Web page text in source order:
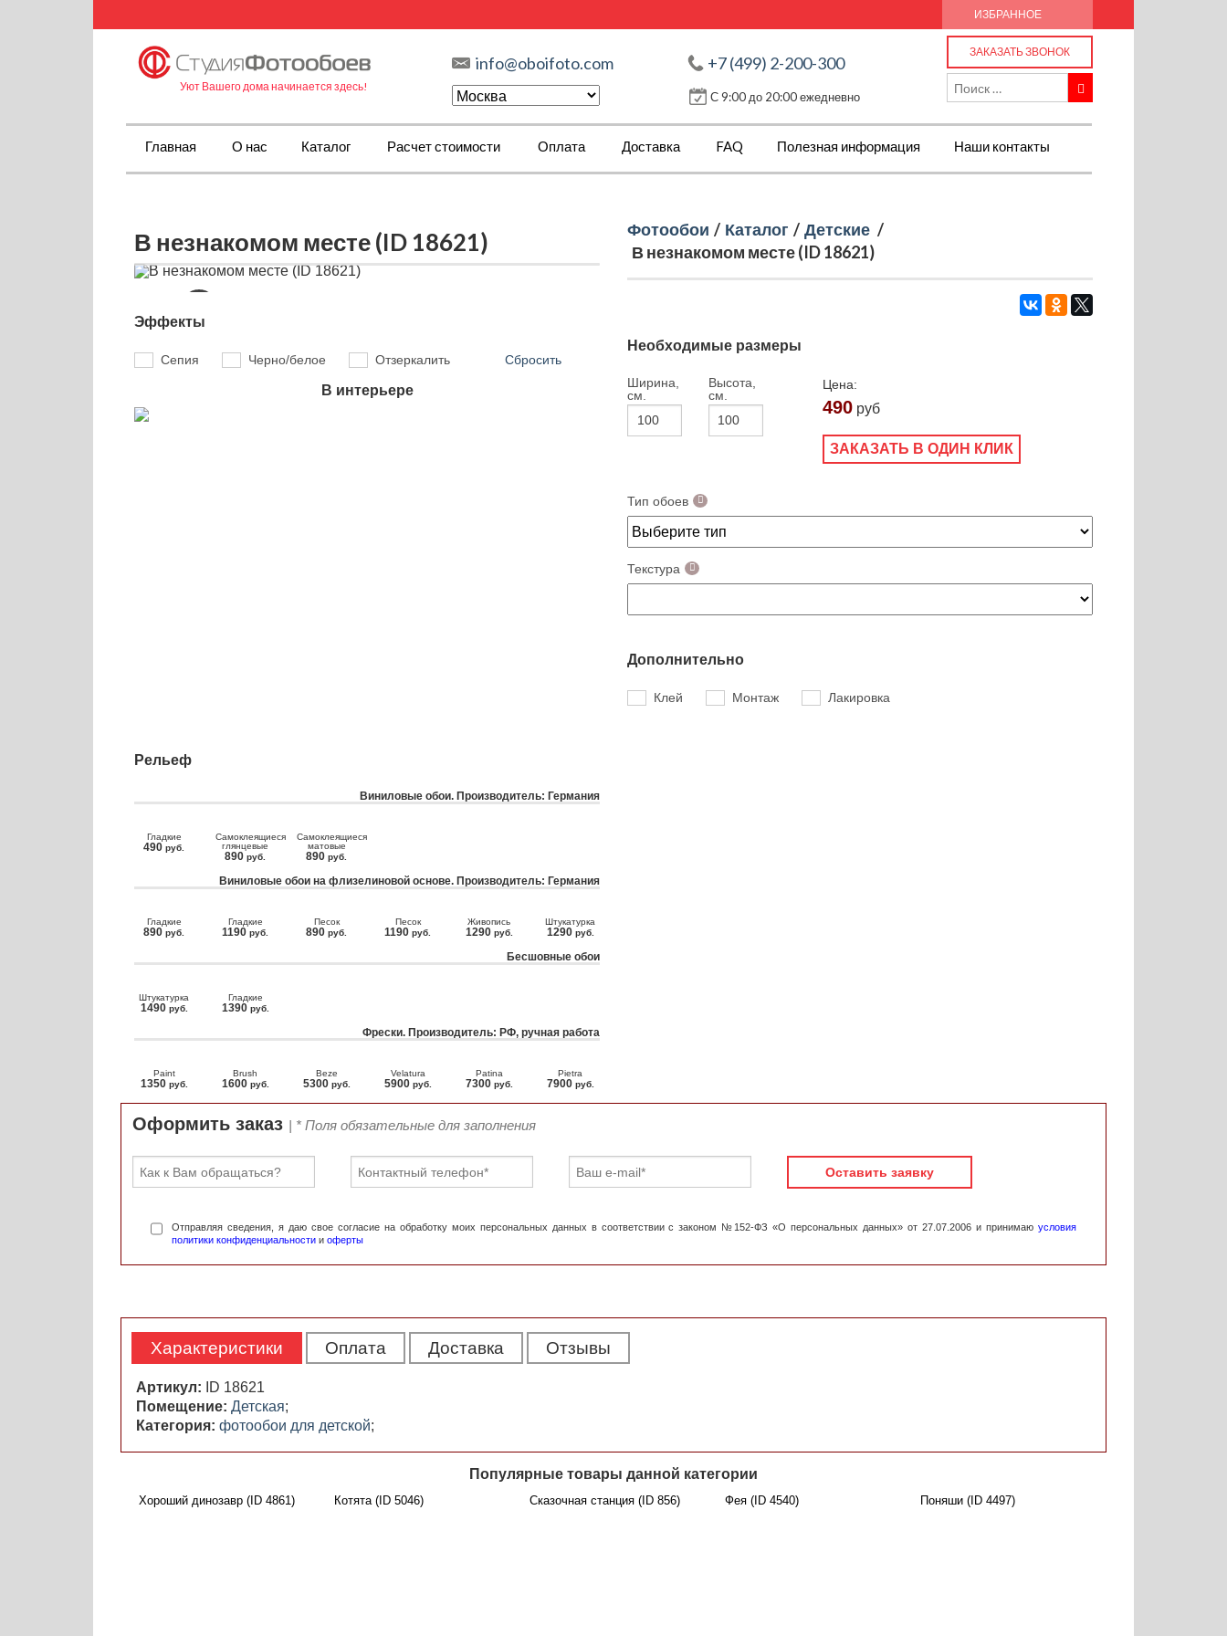
ИЗБРАННОЕ
Уют Вашего дома начинается здесь!
info@oboifoto.com +7 (499) 2-200-300
С 9:00 до 20:00 ежедневно
ЗАКАЗАТЬ ЗВОНОК
Главная О нас Каталог Расчет стоимости Оплата Доставка FAQ Полезная информация Наши контакты
В незнакомом месте (ID 18621)
Эффекты
Сепия Черно/белое Отзеркалить Сбросить
В интерьере
Фотообои / Каталог / Детские /
В незнакомом месте (ID 18621)
Необходимые размеры
Ширина,
см.
Высота,
см.
Цена:
490 руб
ЗАКАЗАТЬ В ОДИН КЛИК
Тип обоев
Текстура
Дополнительно
Клей Монтаж Лакировка
Рельеф
Виниловые обои. Производитель: Германия
Гладкие
490 руб.
Самоклеящиеся
глянцевые
890 руб.
Самоклеящиеся
матовые
890 руб.
Виниловые обои на флизелиновой основе. Производитель: Германия
Гладкие
890 руб.
Гладкие
1190 руб.
Песок
890 руб.
Песок
1190 руб.
Живопись
1290 руб.
Штукатурка
1290 руб.
Бесшовные обои
Штукатурка
1490 руб.
Гладкие
1390 руб.
Фрески. Производитель: РФ, ручная работа
Paint
1350 руб.
Brush
1600 руб.
Beze
5300 руб.
Velatura
5900 руб.
Patina
7300 руб.
Pietra
7900 руб.
Оформить заказ | * Поля обязательные для заполнения
Оставить заявку
Отправляя сведения, я даю свое согласие на обработку моих персональных данных в соответствии с законом №152-ФЗ «О персональных данных» от 27.07.2006 и принимаю условия
политики конфиденциальности и оферты
Характеристики Оплата Доставка Отзывы
Артикул:
ID 18621
Помещение: Детская;
Категория: фотообои для детской;
Популярные товары данной категории
Хороший динозавр (ID 4861) Котята (ID 5046) Сказочная станция (ID 856) Фея (ID 4540) Поняши (ID 4497)